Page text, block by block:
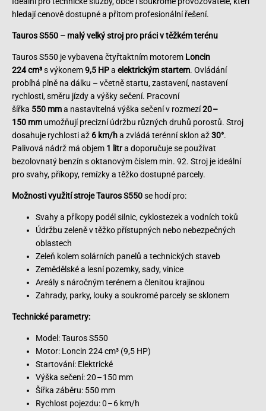
hledají cenově dostupné a přitom profesionální řešení.
Tauros S550 – malý velký stroj pro práci v těžkém terénu
Tauros S550 je vybavena čtyřtaktním motorem Loncin
224 cm³s výkonem9,5 HPa elektrickým startem. Ovládání
probíhá plně na dálku – včetně startu, zastavení, nastavení
rychlosti, směru jízdy a výšky sečení. Pracovní
šířka 550 mma nastavitelná výška sečení v rozmezí20 –
150 mm umožňují precizní údržbu různých druhů porostů. Stroj
dosahuje rychlosti až 6 km/ha zvládá terénní sklon až30°.
Palivová nádrž má objem 1 litra doporučuje se používat
bezolovnatý benzín s oktanovým číslem min. 92. Stroj je ideální
pro svahy, příkopy, remízky a těžko dostupné parcely.
Možnosti využití strojeTauros S550se hodí pro:
Svahy a příkopy podél silnic, cyklostezek a vodních toků
Údržbu zeleně v těžko přístupných nebo nebezpečných
oblastech
Zeleň kolem solárních panelů a technických staveb
Zemědělské a lesní pozemky, sady, vinice
Areály s náročným terénem a členitou krajinou
Zahrady, parky, louky a soukromé parcely se sklonem
Technické parametry:
Model: Tauros S550
Motor: Loncin 224 cm³ (9,5 HP)
Startování: Elektrické
Výška sečení: 20 – 150 mm
Šířka záběru: 550 mm
Rychlost pojezdu: 0 – 6 km/h